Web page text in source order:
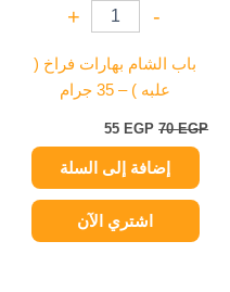
-
+
باب الشام بهارات فراخ (
علبه ) – 35 جرام
70EGP
55 EGP
إضافة إلى السلة
اشتري الآن